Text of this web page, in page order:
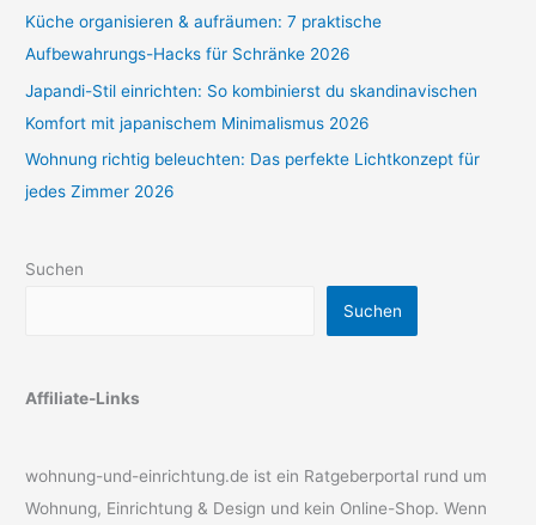
Küche organisieren & aufräumen: 7 praktische
Aufbewahrungs-Hacks für Schränke 2026
Japandi-Stil einrichten: So kombinierst du skandinavischen
Komfort mit japanischem Minimalismus 2026
Wohnung richtig beleuchten: Das perfekte Lichtkonzept für
jedes Zimmer 2026
Suchen
Suchen
Affiliate-Links
wohnung-und-einrichtung.de ist ein Ratgeberportal rund um
Wohnung, Einrichtung & Design und kein Online-Shop. Wenn